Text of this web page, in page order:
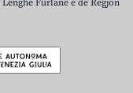
Furlane e de Regjon